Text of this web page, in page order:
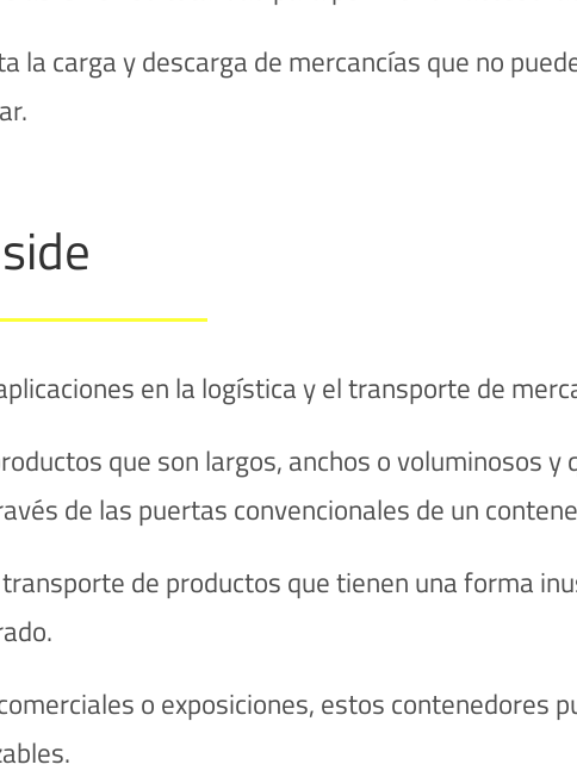
la carga y descarga de mercancías que no
en la logística y el transporte de
que son largos, anchos o voluminosos y
de las puertas convencionales de un
de productos que tienen una forma
o exposiciones, estos contenedores